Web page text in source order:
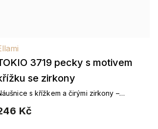
3719 pecky s motivem
se zirkony
Kč
s křížkem a čirými zirkony –